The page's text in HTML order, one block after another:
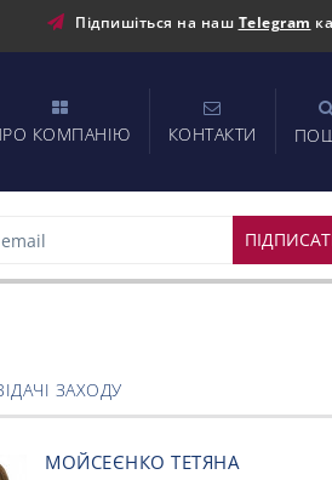
Підпишіться на наш Telegram
КОМПАНІЮ КОНТАКТИ
ЗАХОДУ
МОЙСЕЄНКО ТЕТЯНА